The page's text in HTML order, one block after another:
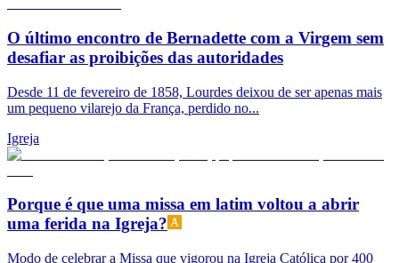
O último encontro de Bernadette com a Virgem sem
desafiar as proibições das autoridades
Desde 11 de fevereiro de 1858, Lourdes deixou de ser apenas mais
um pequeno vilarejo da França, perdido no...
Igreja
Porque é que uma missa em latim voltou a abrir
uma ferida na Igreja?
Modo de celebrar a Missa que vigorou na Igreja Católica por 400